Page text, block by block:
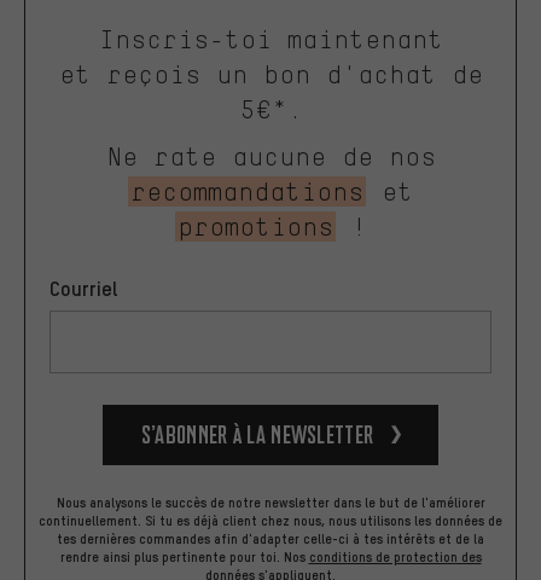
Inscris-toi maintenant
et reçois un bon d'achat de
5€*.
Ne rate aucune de nos
recommandations
et
promotions
!
Courriel
S’abonner à la newsletter
Nous analysons le succès de notre newsletter dans le but de l'améliorer
continuellement. Si tu es déjà client chez nous, nous utilisons les données de
tes dernières commandes afin d'adapter celle-ci à tes intérêts et de la
rendre ainsi plus pertinente pour toi. Nos conditions de protection des
données s'appliquent.